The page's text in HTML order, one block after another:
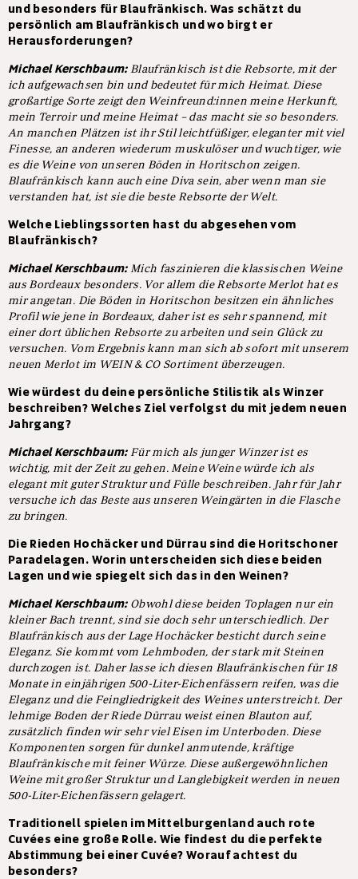
und besonders für Blaufränkisch. Was schätzt du
persönlich am Blaufränkisch und wo birgt er
Herausforderungen?
Michael Kerschbaum:Blaufränkisch ist die Rebsorte, mit der
ich aufgewachsen bin und bedeutet für mich Heimat. Diese
großartige Sorte zeigt den Weinfreund:innen meine Herkunft,
mein Terroir und meine Heimat – das macht sie so besonders.
An manchen Plätzen ist ihr Stil leichtfüßiger, eleganter mit viel
Finesse, an anderen wiederum muskulöser und wuchtiger, wie
es die Weine von unseren Böden in Horitschon zeigen.
Blaufränkisch kann auch eine Diva sein, aber wenn man sie
verstanden hat, ist sie die beste Rebsorte der Welt.
Welche Lieblingssorten hast du abgesehen vom
Blaufränkisch?
Michael Kerschbaum:Mich faszinieren die klassischen Weine
aus Bordeaux besonders. Vor allem die Rebsorte Merlot hat es
mir angetan. Die Böden in Horitschon besitzen ein ähnliches
Profil wie jene in Bordeaux, daher ist es sehr spannend, mit
einer dort üblichen Rebsorte zu arbeiten und sein Glück zu
versuchen. Vom Ergebnis kann man sich ab sofort mit unserem
neuen Merlot im WEIN & CO Sortiment überzeugen.
Wie würdest du deine persönliche Stilistik als Winzer
beschreiben? Welches Ziel verfolgst du mit jedem neuen
Jahrgang?
Michael Kerschbaum:Für mich als junger Winzer ist es
wichtig, mit der Zeit zu gehen. Meine Weine würde ich als
elegant mit guter Struktur und Fülle beschreiben. Jahr für Jahr
versuche ich das Beste aus unseren Weingärten in die Flasche
zu bringen.
Die Rieden Hochäcker und Dürrau sind die Horitschoner
Paradelagen. Worin unterscheiden sich diese beiden
Lagen und wie spiegelt sich das in den Weinen?
Michael Kerschbaum:Obwohl diese beiden Toplagen nur ein
kleiner Bach trennt, sind sie doch sehr unterschiedlich. Der
Blaufränkisch aus der Lage Hochäcker besticht durch seine
Eleganz. Sie kommt vom Lehmboden, der stark mit Steinen
durchzogen ist. Daher lasse ich diesen Blaufränkischen für 18
Monate in einjährigen 500-Liter-Eichenfässern reifen, was die
Eleganz und die Feingliedrigkeit des Weines unterstreicht. Der
lehmige Boden der Riede Dürrau weist einen Blauton auf,
zusätzlich finden wir sehr viel Eisen im Unterboden. Diese
Komponenten sorgen für dunkel anmutende, kräftige
Blaufränkische mit feiner Würze. Diese außergewöhnlichen
Weine mit großer Struktur und Langlebigkeit werden in neuen
500-Liter-Eichenfässern gelagert.
Traditionell spielen im Mittelburgenland auch rote
Cuvées eine große Rolle. Wie findest du die perfekte
Abstimmung bei einer Cuvée? Worauf achtest du
besonders?